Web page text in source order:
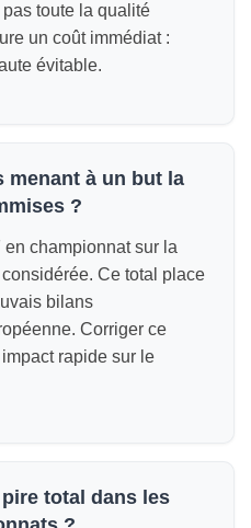
toute la qualité
un coût immédiat :
évitable.
menant à un but la
?
en championnat sur la
Ce total place
bilans
Corriger ce
rapide sur le
total dans les